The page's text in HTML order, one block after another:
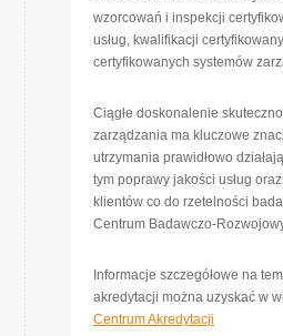
wzorcowań i inspekcji
usług, kwalifikacji
certyfikowanych systemów
Ciągłe doskonalenie
zarządzania ma kluczowe
utrzymania prawidłowo
tym poprawy jakości usług
klientów co do rzetelności
Centrum Badawczo-
Informacje szczegółowe na
akredytacji można uzyskać w
Centrum Akredytacji